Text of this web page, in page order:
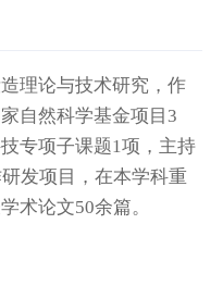
家/行业...
理论与技术研究，作
自然科学基金项目3
专项子课题1项，主持
发项目，在本学科重
术论文50余篇。